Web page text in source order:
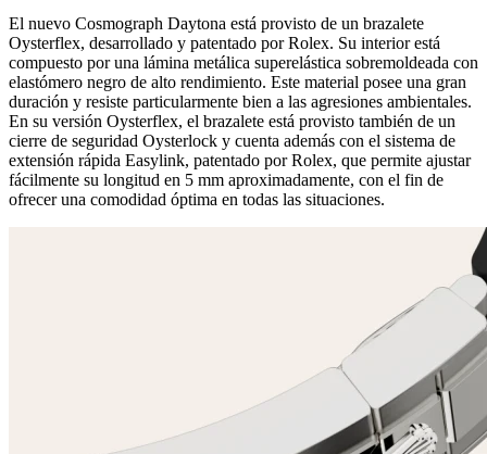
El nuevo Cosmograph Daytona está provisto de un brazalete
Oysterflex, desarrollado y patentado por Rolex. Su interior está
compuesto por una lámina metálica superelástica sobremoldeada con
elastómero negro de alto rendimiento. Este material posee una gran
duración y resiste particularmente bien a las agresiones ambientales.
En su versión Oysterflex, el brazalete está provisto también de un
cierre de seguridad Oysterlock y cuenta además con el sistema de
extensión rápida Easylink, patentado por Rolex, que permite ajustar
fácilmente su longitud en 5 mm aproximadamente, con el fin de
ofrecer una comodidad óptima en todas las situaciones.